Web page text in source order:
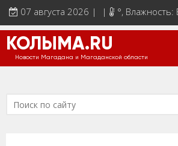
07 августа 2026 | | °, Влажность:
КОЛЫМА.RU
Новости Магадана и Магаданской области